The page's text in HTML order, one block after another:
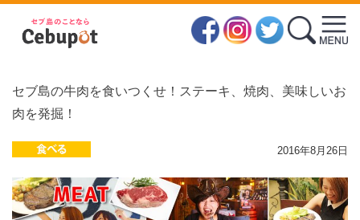
セブ島の牛肉を食いつくせ！ステーキ、焼肉、美味しいお
肉を発掘！
2016年8月26日